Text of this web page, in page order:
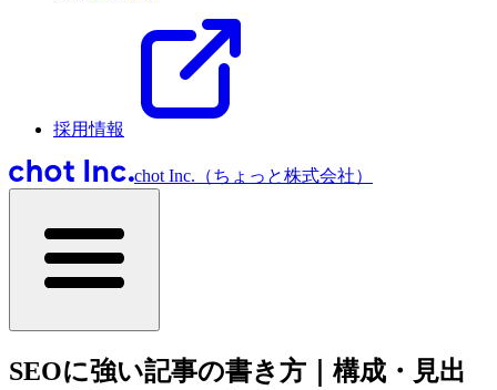
採用情報
chot Inc.（ちょっと株式会社）
SEOに強い記事の書き方｜構成・見出